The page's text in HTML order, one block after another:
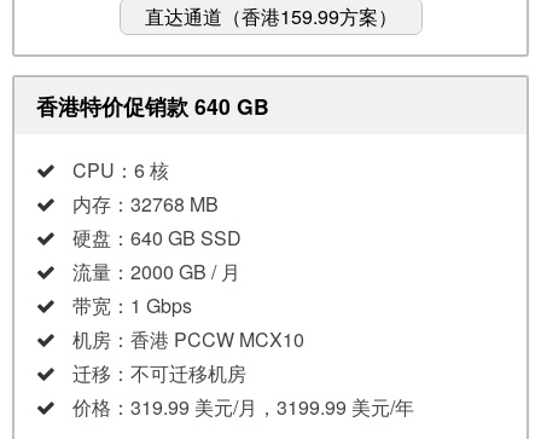
直达通道（香港159.99方案）
香港特价促销款 640 GB
CPU：6 核
内存：32768 MB
硬盘：640 GB SSD
流量：2000 GB / 月
带宽：1 Gbps
机房：香港 PCCW MCX10
迁移：不可迁移机房
价格：319.99 美元/月，3199.99 美元/年